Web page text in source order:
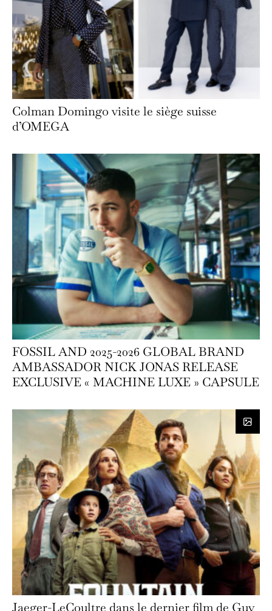
Colman Domingo visite le siège suisse
d’OMEGA
FOSSIL AND 2025-2026 GLOBAL BRAND
AMBASSADOR NICK JONAS RELEASE
EXCLUSIVE « MACHINE LUXE » CAPSULE
Jaeger-LeCoultre dans le dernier film de Guy